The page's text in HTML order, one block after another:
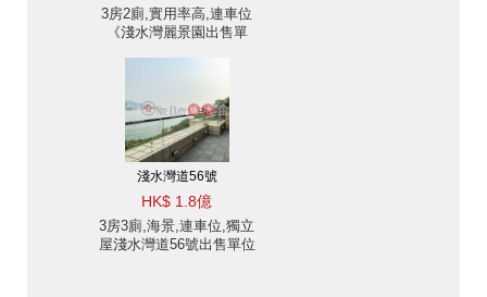
3房2廁,實用率高,連車位
《淺水灣麗景園出售單
淺水灣道56號
HK$ 1.8億
3房3廁,海景,連車位,獨立
屋淺水灣道56號出售單位